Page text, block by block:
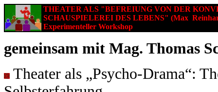
THEATER ALS "BEFREIUNG VON DER
SCHAUSPIELEREI DES LEBENS" (Max
Experimenteller Workshop
gemeinsam mit Mag. Thomas
Theater als „Psycho-Drama“: